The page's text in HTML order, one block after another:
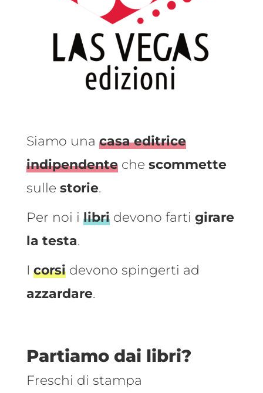
Siamo una casa editrice
indipendenteche scommette
sulle storie.
Per noi i libridevono farti girare
la testa.
I corsidevono spingerti ad
azzardare.
Partiamo dai libri?
Freschi di stampa